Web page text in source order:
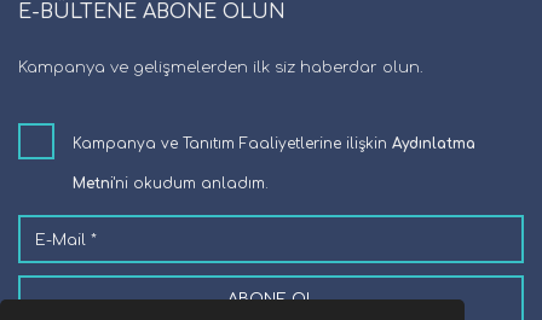
E-BÜLTENE ABONE OLUN
Kampanya ve gelişmelerden ilk siz haberdar olun.
Kampanya ve Tanıtım Faaliyetlerine ilişkin Aydınlatma
Metni'ni okudum anladım.
ABONE OL